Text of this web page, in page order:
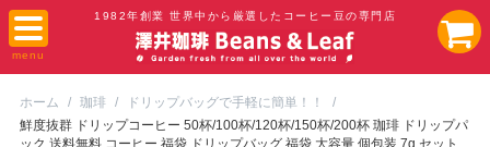
1982年創業 世界中から厳選したコーヒー豆の専門店
ホーム / 珈琲 / ドリップバッグで手軽に簡単！！
/
鮮度抜群 ドリップコーヒー 50杯/100杯/120杯/150杯/200杯 珈琲 ドリップパ